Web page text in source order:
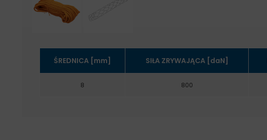
ŚREDNICA [mm] SIŁA ZRYWAJĄCA [daN]
8 800